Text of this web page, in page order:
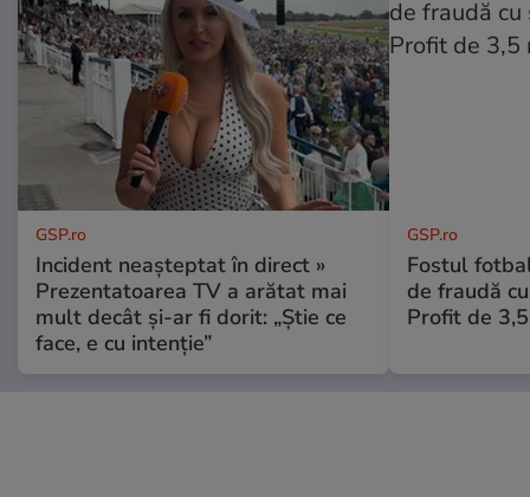
GSP.ro
Incident neașteptat în direct »
Prezentatoarea TV a arătat mai
mult decât și-ar fi dorit: „Știe ce
face, e cu intenție”
GSP.ro
Fostul
de fraudă
Profit de